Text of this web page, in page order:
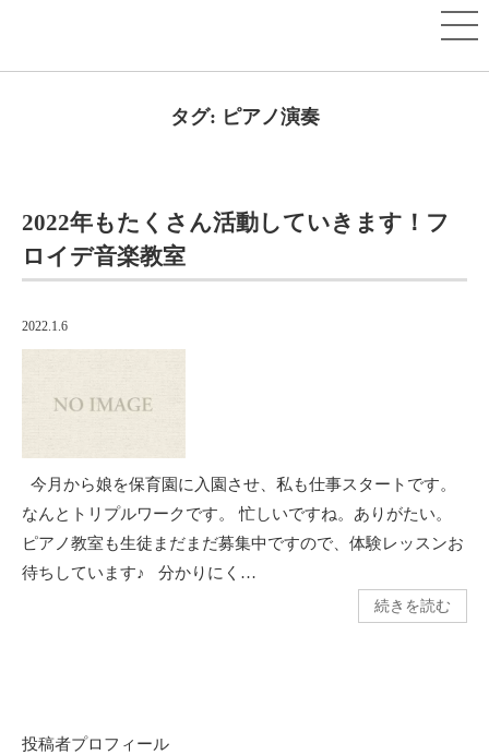
タグ: ピアノ演奏
2022年もたくさん活動していきます！フ
ロイデ音楽教室
2022.1.6
今月から娘を保育園に入園させ、私も仕事スタートです。
なんとトリプルワークです。 忙しいですね。ありがたい。
ピアノ教室も生徒まだまだ募集中ですので、体験レッスンお
待ちしています♪ 分かりにく…
続きを読む
投稿者プロフィール